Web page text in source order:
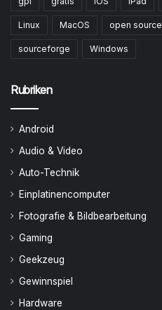
Linux MacOS open source
sourceforge Windows
Rubriken
Android
Audio & Video
Auto-Technik
Einplatinencomputer
Fotografie & Bildbearbeitung
Gaming
Geekzeug
Gewinnspiel
Hardware